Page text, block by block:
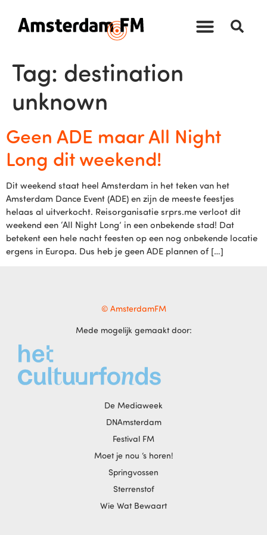
Tag: destination
unknown
Geen ADE maar All Night
Long dit weekend!
Dit weekend staat heel Amsterdam in het teken van het
Amsterdam Dance Event (ADE) en zijn de meeste feestjes
helaas al uitverkocht. Reisorganisatie srprs.me verloot dit
weekend een ‘All Night Long’ in een onbekende stad! Dat
betekent een hele nacht feesten op een nog onbekende locatie
ergens in Europa. Dus heb je geen ADE plannen of […]
© AmsterdamFM
Mede mogelijk gemaakt door:
De Mediaweek
DNAmsterdam
Festival FM
Moet je nou ‘s horen!
Springvossen
Sterrenstof
Wie Wat Bewaart